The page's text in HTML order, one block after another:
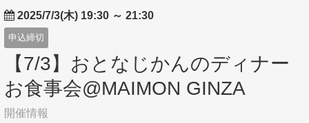
2025/7/3(木) 19:30 ～ 21:30
申込締切
【7/3】おとなじかんのディナー
お食事会@MAIMON GINZA
開催情報